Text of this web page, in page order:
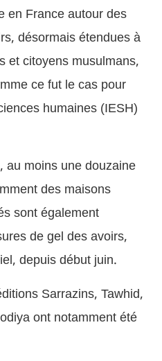
en France autour des
désormais étendues à
et citoyens musulmans,
ce fut le cas pour
humaines (IESH)
moins une douzaine
des maisons
sont également
de gel des avoirs,
depuis début juin.
Sarrazins, Tawhid,
ont notamment été